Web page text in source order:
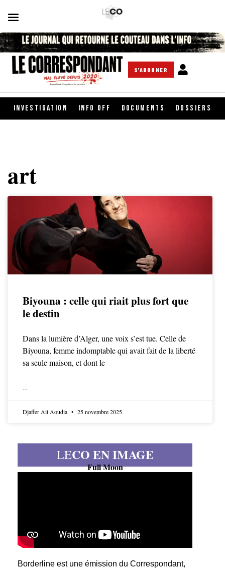
S'ABONNER
INVESTIGATION INFO OFF DOCUMENTS DOSSIERS
art
Biyouna : celle qui riait plus fort que
le destin
Dans la lumière d’Alger, une voix s’est tue. Celle de
Biyouna, femme indomptable qui avait fait de la liberté
sa seule maison, et dont le
Djaffer Ait Aoudia 25 novembre 2025
LECO EN IMAGE
Full Moon
Borderline est une émission du Correspondant,